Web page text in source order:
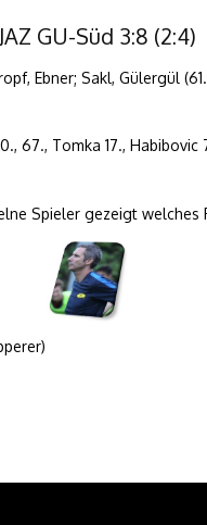
GU-Süd 3:8 (2:4)
Ebner; Sakl, Gülergül
67., Tomka 17., Habibovic
Spieler gezeigt